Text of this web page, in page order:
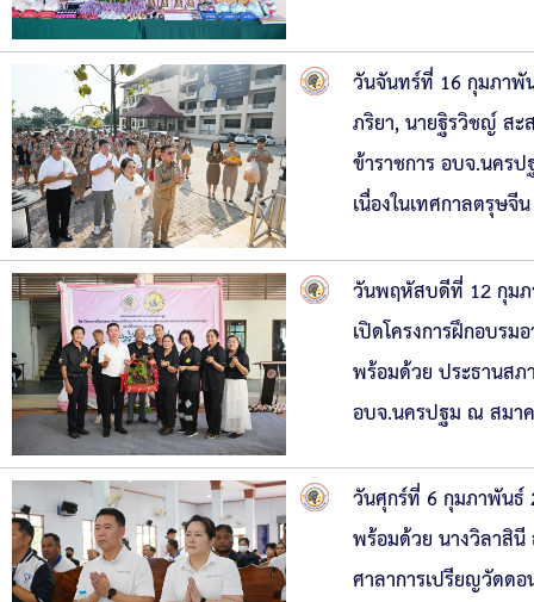
วันจันทร์ที่ 16 กุมภาพั
ภริยา, นายฐิรวิชญ์ ส
ข้าราชการ อบจ.นคร
เนื่องในเทศกาลตรุษ
วันพฤหัสบดีที่ 12 กุม
เปิดโครงการฝึกอบร
พร้อมด้วย ประธานสภ
อบจ.นครปฐม ณ สมา
วันศุกร์ที่ 6 กุมภาพันธ์
พร้อมด้วย นางวิลาสิ
ศาลาการเปรียญวัดด